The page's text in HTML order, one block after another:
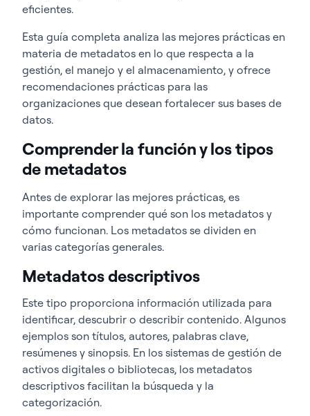
eficientes.
Esta guía completa analiza las mejores prácticas en
materia de metadatos en lo que respecta a la
gestión, el manejo y el almacenamiento, y ofrece
recomendaciones prácticas para las
organizaciones que desean fortalecer sus bases de
datos.
Comprender la función y los tipos
de metadatos
Antes de explorar las mejores prácticas, es
importante comprender qué son los metadatos y
cómo funcionan. Los metadatos se dividen en
varias categorías generales.
Metadatos descriptivos
Este tipo proporciona información utilizada para
identificar, descubrir o describir contenido. Algunos
ejemplos son títulos, autores, palabras clave,
resúmenes y sinopsis. En los sistemas de gestión de
activos digitales o bibliotecas, los metadatos
descriptivos facilitan la búsqueda y la
categorización.